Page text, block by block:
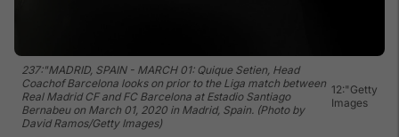
237:"MADRID, SPAIN - MARCH 01: Quique Setien, Head
Coachof Barcelona looks on prior to the Liga match between
Real Madrid CF and FC Barcelona at Estadio Santiago
Bernabeu on March 01, 2020 in Madrid, Spain. (Photo by
David Ramos/Getty Images)
12:"Getty
Images